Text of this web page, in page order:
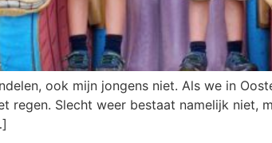
ook mijn jongens niet. Als we in
regen. Slecht weer bestaat namelijk niet,